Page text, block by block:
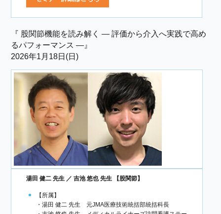
『 股関節機能を読み解く ― 評価から介入へ実践で高め
るパフォーマンス ―』
2026年1月18日(日)
湯田 健二 先生 ／ 吉池 悠也 先生 【股関節】
【所属】
・湯田 健二 先生 元JMA医療技術統括部統括科長